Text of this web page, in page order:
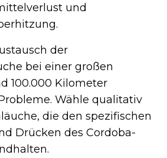
und
der
bei einer großen
100.000 Kilometer
Wähle qualitativ
die den spezifischen
Drücken des Cordoba-